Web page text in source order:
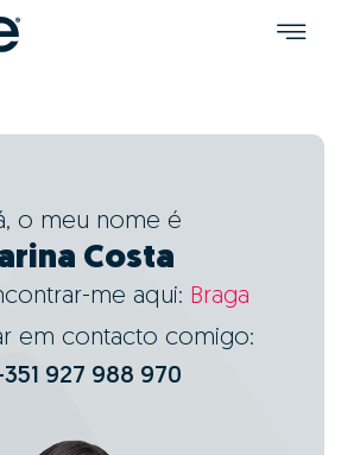
o meu nome é
Costa
me aqui: Braga
em contacto comigo:
927 988 970